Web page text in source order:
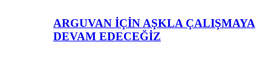
ARGUVAN İÇİN AŞKLA ÇALIŞMAYA
DEVAM EDECEĞİZ